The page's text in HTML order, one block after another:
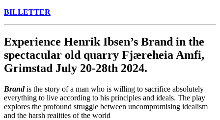
BILLETTER
Experience Henrik Ibsen’s Brand in the
spectacular old quarry Fjæreheia Amfi,
Grimstad July 20-28th 2024.
Brandis the story of a man who is willing to sacrifice absolutely
everything to live according to his principles and ideals. The play
explores the profound struggle between uncompromising idealism
and the harsh realities of the world